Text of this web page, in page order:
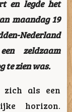
en legde het
maandag 19
Nederland
zeldzaam
te zien was.
zich als een
horizon.